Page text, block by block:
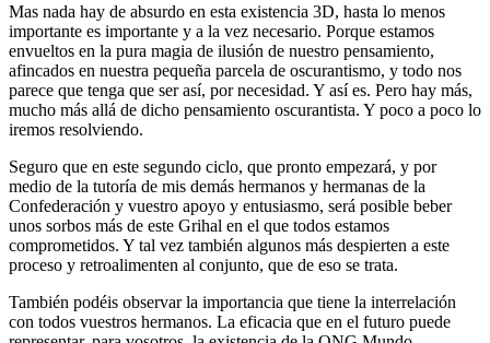
Mas nada hay de absurdo en esta existencia 3D, hasta lo menos
importante es importante y a la vez necesario. Porque estamos
envueltos en la pura magia de ilusión de nuestro pensamiento,
afincados en nuestra pequeña parcela de oscurantismo, y todo nos
parece que tenga que ser así, por necesidad. Y así es. Pero hay más,
mucho más allá de dicho pensamiento oscurantista. Y poco a poco lo
iremos resolviendo.
Seguro que en este segundo ciclo, que pronto empezará, y por
medio de la tutoría de mis demás hermanos y hermanas de la
Confederación y vuestro apoyo y entusiasmo, será posible beber
unos sorbos más de este Grihal en el que todos estamos
comprometidos. Y tal vez también algunos más despierten a este
proceso y retroalimenten al conjunto, que de eso se trata.
También podéis observar la importancia que tiene la interrelación
con todos vuestros hermanos. La eficacia que en el futuro puede